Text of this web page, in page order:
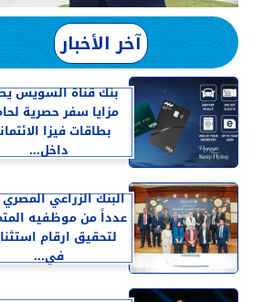
آخر الأخبار
بنك قناة السويس
مزايا سفر حصرية
بطاقات فيزا
داخل...
البنك الزراعي
عدداً من موظفيه
لتحقيق ارقام
في...